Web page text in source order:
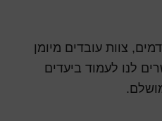
צוות עובדים מיומן
לנו לעמוד ביעדים